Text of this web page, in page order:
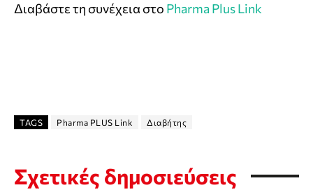
Διαβάστε τη συνέχεια στο Pharma Plus Link
TAGS Pharma PLUS Link Διαβήτης
Σχετικές δημοσιεύσεις